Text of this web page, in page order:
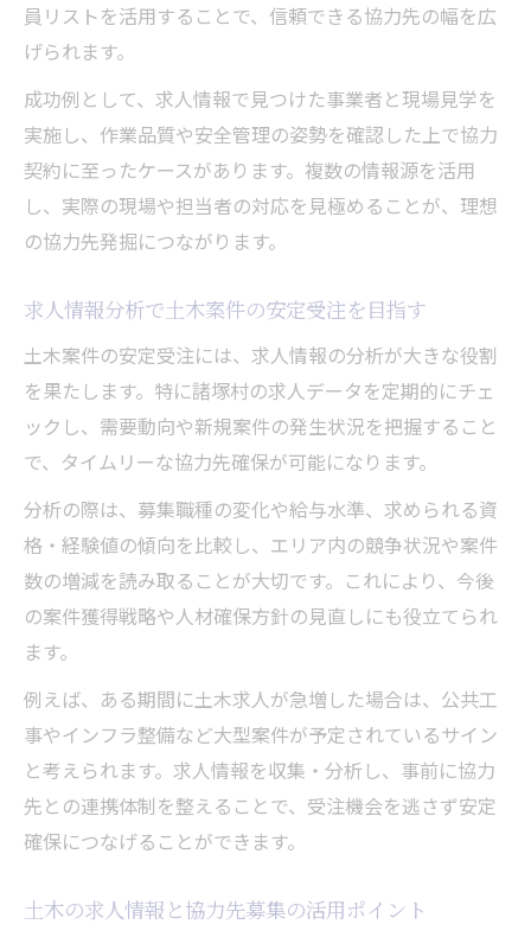
員リストを活用することで、信頼できる協力先の幅を広
げられます。
成功例として、求人情報で見つけた事業者と現場見学を
実施し、作業品質や安全管理の姿勢を確認した上で協力
契約に至ったケースがあります。複数の情報源を活用
し、実際の現場や担当者の対応を見極めることが、理想
の協力先発掘につながります。
求人情報分析で土木案件の安定受注を目指す
土木案件の安定受注には、求人情報の分析が大きな役割
を果たします。特に諸塚村の求人データを定期的にチェ
ックし、需要動向や新規案件の発生状況を把握すること
で、タイムリーな協力先確保が可能になります。
分析の際は、募集職種の変化や給与水準、求められる資
格・経験値の傾向を比較し、エリア内の競争状況や案件
数の増減を読み取ることが大切です。これにより、今後
の案件獲得戦略や人材確保方針の見直しにも役立てられ
ます。
例えば、ある期間に土木求人が急増した場合は、公共工
事やインフラ整備など大型案件が予定されているサイン
と考えられます。求人情報を収集・分析し、事前に協力
先との連携体制を整えることで、受注機会を逃さず安定
確保につなげることができます。
土木の求人情報と協力先募集の活用ポイント